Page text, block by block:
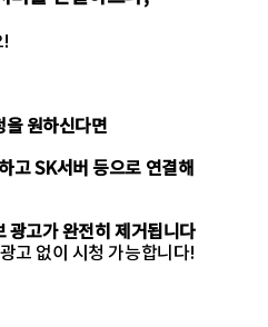
!
을 원하신다면
고 SK서버 등으로 연결해
광고가 완전히 제거됩니다
고 없이 시청 가능합니다!